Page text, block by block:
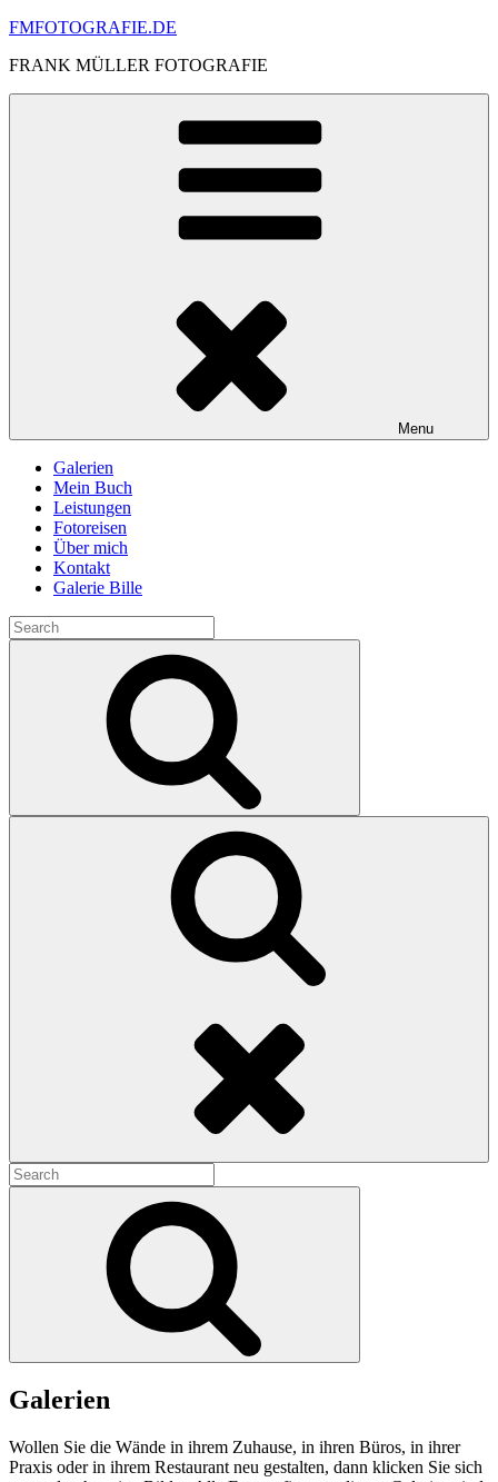
Skip
content
FMFOTOGRAFIE.DE
FRANK MÜLLER FOTOGRAFIE
Menu
Galerien
Mein Buch
Leistungen
Fotoreisen
Über mich
Kontakt
Galerie Bille
Search
for:
Search
for:
Galerien
Wollen Sie die Wände in ihrem Zuhause, in ihren Büros, in ihrer
Praxis oder in ihrem Restaurant neu gestalten, dann klicken Sie sich